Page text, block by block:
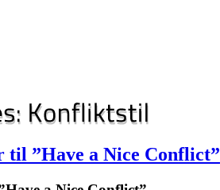
til ”Have a Nice Conflict”